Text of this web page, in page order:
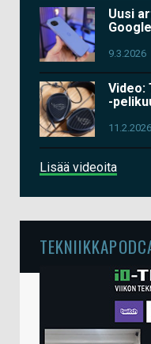
Uusi
9.3.2026
Video:
-
11.2.2026
Lisää videoita